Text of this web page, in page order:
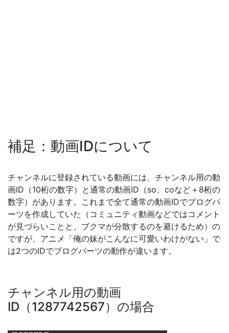
補足：動画IDについて
チャンネルに登録されている動画には、チャンネル用の動
画ID（10桁の数字）と通常の動画ID（so、coなど＋8桁の
数字）があります。これまで全て通常の動画IDでブログパ
ーツを作成していた（コミュニティ動画などではコメント
が見づらいことと、ブクマが分散するのを避けるため）の
ですが、アニメ「俺の妹がこんなに可愛いわけがない」で
は2つのIDでブログパーツの動作が違います。
チャンネル用の動画
ID（1287742567）の場合